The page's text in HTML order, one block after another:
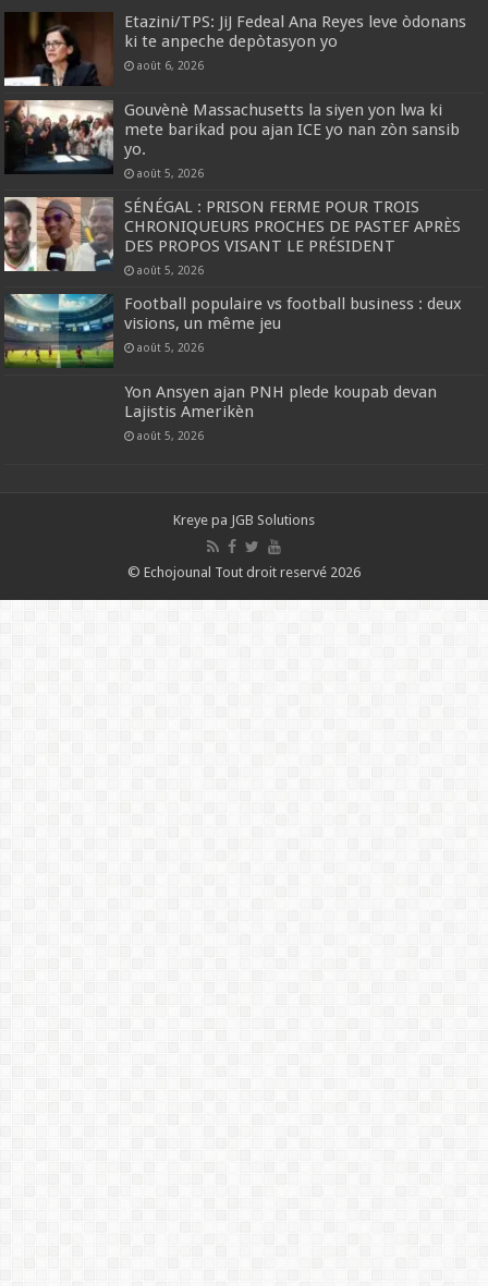
Etazini/TPS: JiJ Fedeal Ana Reyes leve òdonans
ki te anpeche depòtasyon yo
août 6, 2026
Gouvènè Massachusetts la siyen yon lwa ki
mete barikad pou ajan ICE yo nan zòn sansib
yo.
août 5, 2026
SÉNÉGAL : PRISON FERME POUR TROIS
CHRONIQUEURS PROCHES DE PASTEF APRÈS
DES PROPOS VISANT LE PRÉSIDENT
août 5, 2026
Football populaire vs football business : deux
visions, un même jeu
août 5, 2026
Yon Ansyen ajan PNH plede koupab devan
Lajistis Amerikèn
août 5, 2026
Kreye pa JGB Solutions
© Echojounal Tout droit reservé 2026